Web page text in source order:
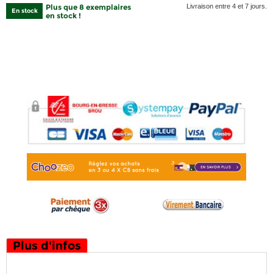
En stock
Plus que 8 exemplaires
en stock !
Livraison entre 4 et 7 jours.
Plus d'infos